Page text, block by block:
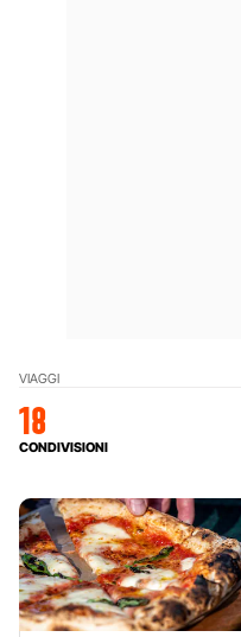
VIAGGI
18
CONDIVISIONI